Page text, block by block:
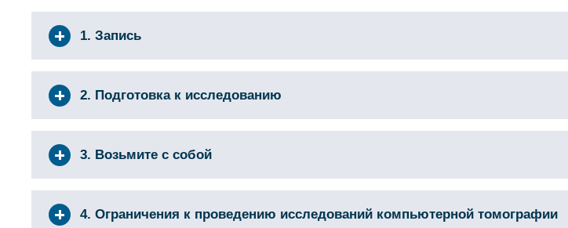
1. Запись
2. Подготовка к исследованию
3. Возьмите с собой
4. Ограничения к проведению исследований компьютерной томографии